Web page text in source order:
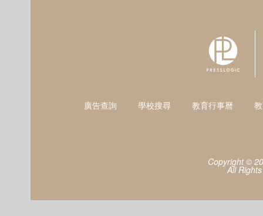
廣告查詢 學校搜尋 教育行事曆
Copyright ©
All